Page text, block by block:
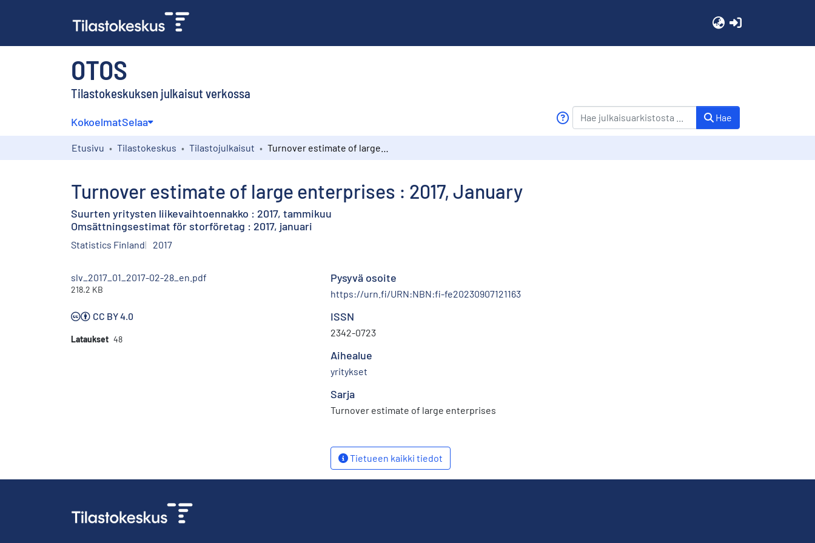
OTOS
Tilastokeskuksen julkaisut verkossa
KokoelmatSelaa Hae
Etusivu Tilastokeskus Tilastojulkaisut
Turnover estimate of large enterprises : 2017, January
Suurten yritysten liikevaihtoennakko : 2017, tammikuu
Omsättningsestimat för storföretag : 2017, januari
Statistics Finland 2017
slv_2017_01_2017-02-28_en.pdf
218.2 KB
CC BY 4.0
Lataukset 48
Pysyvä osoite
https://urn.fi/URN:NBN:fi-fe20230907121163
ISSN
2342-0723
Aihealue
yritykset
Sarja
Turnover estimate of large enterprises
Tietueen kaikki tiedot